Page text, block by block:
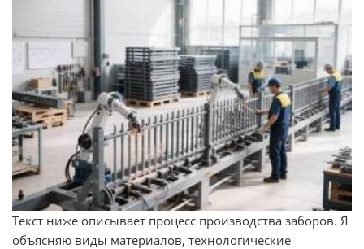
Текст ниже описывает процесс производства заборов. Я
объясняю виды материалов, технологические